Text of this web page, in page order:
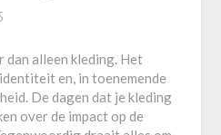
dan alleen kleding. Het
en, in toenemende
De dagen dat je kleding
over de impact op de